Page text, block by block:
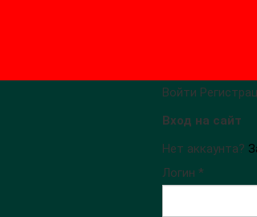
Войти
Вход на сайт
Нет аккаунта?
Логин *